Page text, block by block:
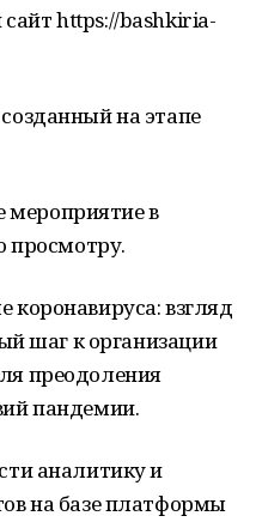
https://bashkiria-
на этапе
мероприятие в
просмотру.
взгляд
шаг к организации
преодоления
пандемии.
аналитику и
на базе платформы